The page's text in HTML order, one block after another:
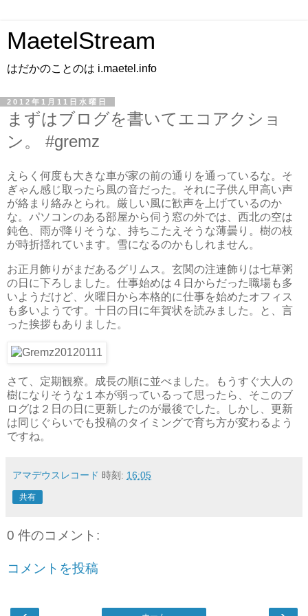
MaetelStream
はだかのことのは i.maetel.info
2012年1月11日水曜日
まずはブログを書いてエコアクショ
ン。 #gremz
えらく何度も大きな車が家の前の通りを通っているな。そ
ぎゃん感じ取ったら風の音だった。それに子供ん甲高い声
が絡まり絡みとられ。厳しい風に歓声を上げているのか
な。パソコンのある部屋から伺う窓の外では、西北の空は
鈍色、雨が降りそうな、持ちこたえそうな薄曇り。樹の枝
が時折揺れています。雪になるのかもしれません。
お正月飾りがまだあるグリムス。玄関の注連飾りは七草粥
の日に下ろしました。仕事始めは４日からだった職場も多
いようだけど、火曜日から本格的に仕事を始めたオフィス
も多いようです。十日の日に年賀状を読みました。と、言
った挨拶もありました。
さて、定期観察。成長の順に並べました。もうすぐ大人の
樹になりそうな１本が弱っているって思ったら、そこのブ
ログは２日の日に更新したのが最後でした。しかし、更新
は同じぐらいでも投稿のタイミングで育ち方が変わるよう
ですね。
アマデウスレコード 時刻: 16:05
共有
0 件のコメント:
コメントを投稿